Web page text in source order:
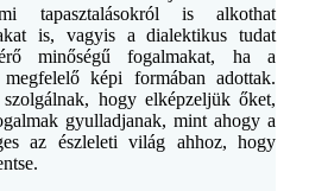
tapasztalásokról is alkothat
is, vagyis a dialektikus tudat
minőségű fogalmakat, ha a
megfelelő képi formában adottak.
hogy elképzeljük őket,
gyulladjanak, mint ahogy a
az észleleti világ ahhoz, hogy